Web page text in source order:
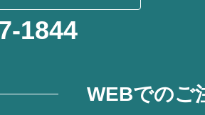
1844
WEBでのご